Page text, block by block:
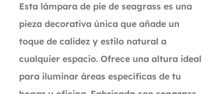
Esta lámpara de pie de seagrass es una
pieza decorativa única que añade un
toque de calidez y estilo natural a
cualquier espacio. Ofrece una altura ideal
para iluminar áreas específicas de tu